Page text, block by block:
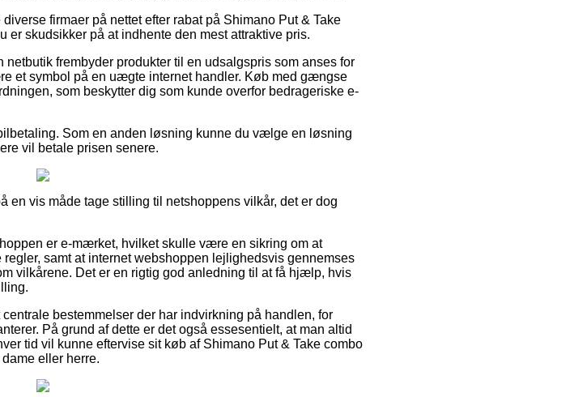
firmaer på nettet efter rabat på Shimano Put & Take
er skudsikker på at indhente den mest attraktive pris.
frembyder produkter til en udsalgspris som anses for
et symbol på en uægte internet handler. Køb med gængse
som beskytter dig som kunde overfor bedrageriske e-
Som en anden løsning kunne du vælge en løsning
vil betale prisen senere.
en vis måde tage stilling til netshoppens vilkår, det er dog
er e-mærket, hvilket skulle være en sikring om at
samt at internet webshoppen lejlighedsvis gennemses
vilkårene. Det er en rigtig god anledning til at få hjælp, hvis
bestemmelser der har indvirkning på handlen, for
På grund af dette er det også essesentielt, at man altid
tid vil kunne eftervise sit køb af Shimano Put & Take combo
eller herre.